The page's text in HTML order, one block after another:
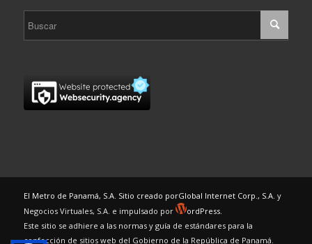
El Metro de Panamá, S.A. Sitio creado porGlobal Internet Corp., S.A. y
Negocios Virtuales, S.A. e impulsado por
ordPress.
Este sitio se adhiere a las normas y guía de estándares para la
confección de sitios web del Gobierno de la República de Panamá.